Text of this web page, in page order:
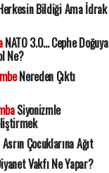
Bildiği Ama İdrak
NATO 3.0... Cephe Doğuya
Ne?
Nereden Çıktı
Siyonizmle
Asrın Çocuklarına Ağıt
Vakfı Ne Yapar?